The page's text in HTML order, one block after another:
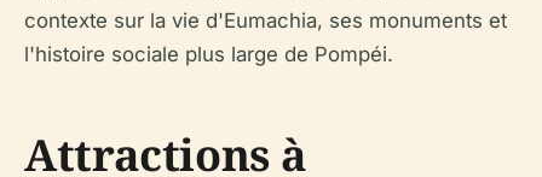
contexte sur la vie d'Eumachia, ses monuments et
l'histoire sociale plus large de Pompéi.
Attractions à